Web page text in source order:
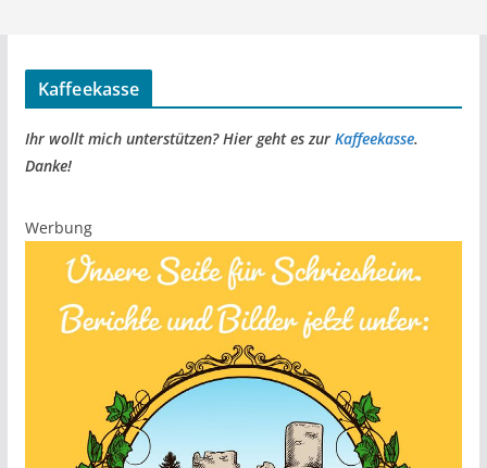
Kaffeekasse
Ihr wollt mich unterstützen? Hier geht es zur Kaffeekasse.
Danke!
Werbung